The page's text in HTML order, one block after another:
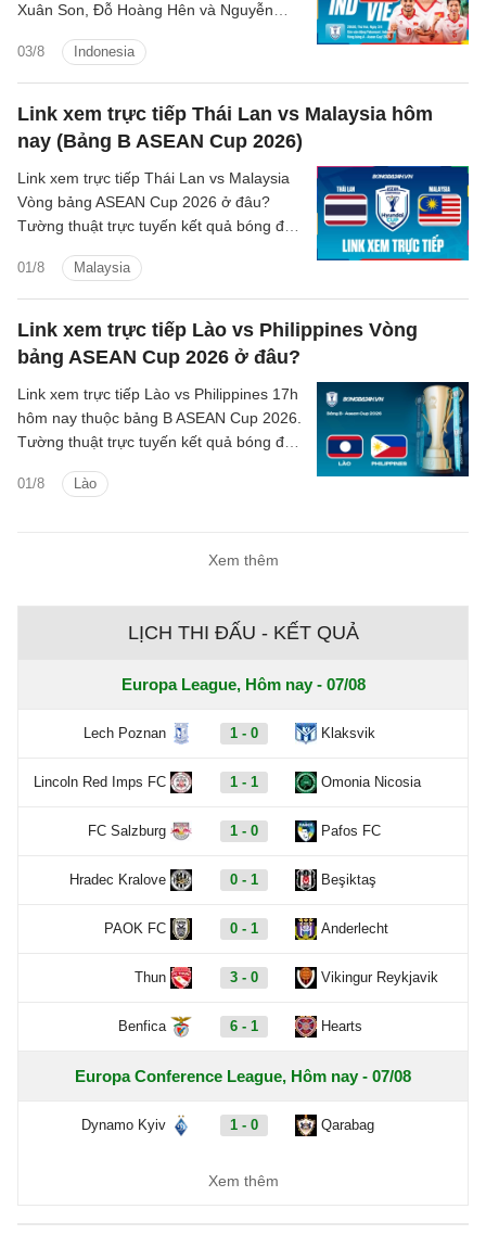
03/8 Indonesia
Xuân Son, Đỗ Hoàng Hên và Nguyễn
Link xem trực tiếp Thái Lan vs Malaysia hôm
nay (Bảng B ASEAN Cup 2026)
01/8 Malaysia
Link xem trực tiếp Thái Lan vs Malaysia
Vòng bảng ASEAN Cup 2026 ở đâu?
Tường thuật trực tuyến kết quả bóng đá
sóng nào?
Link xem trực tiếp Lào vs Philippines Vòng
bảng ASEAN Cup 2026 ở đâu?
01/8 Lào
Link xem trực tiếp Lào vs Philippines 17h
hôm nay thuộc bảng B ASEAN Cup 2026.
Tường thuật trực tuyến kết quả bóng đá
nào?
Xem thêm
LỊCH THI ĐẤU - KẾT QUẢ
Europa League, Hôm nay - 07/08
Lech Poznan 1 - 0 Klaksvik
Lincoln Red Imps FC 1 - 1 Omonia Nicosia
FC Salzburg 1 - 0 Pafos FC
Hradec Kralove 0 - 1 Beşiktaş
PAOK FC 0 - 1 Anderlecht
Thun 3 - 0 Vikingur Reykjavik
Benfica 6 - 1 Hearts
Europa Conference League, Hôm nay - 07/08
Dynamo Kyiv 1 - 0 Qarabag
1 - 3
Xem thêm